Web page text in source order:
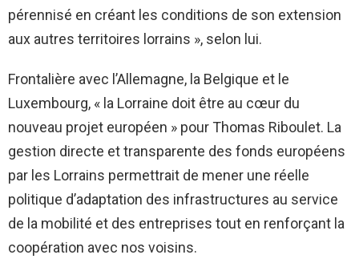
pérennisé en créant les conditions de son extension
aux autres territoires lorrains », selon lui.
Frontalière avec l’Allemagne, la Belgique et le
Luxembourg, « la Lorraine doit être au cœur du
nouveau projet européen » pour Thomas Riboulet. La
gestion directe et transparente des fonds européens
par les Lorrains permettrait de mener une réelle
politique d’adaptation des infrastructures au service
de la mobilité et des entreprises tout en renforçant la
coopération avec nos voisins.